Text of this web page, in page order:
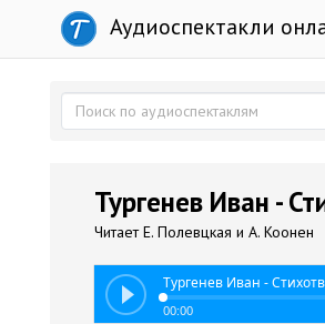
Аудиоспектакли
Тургенев Иван -
Читает Е. Полевцкая и А. Коонен
Тургенев Иван -
00:00